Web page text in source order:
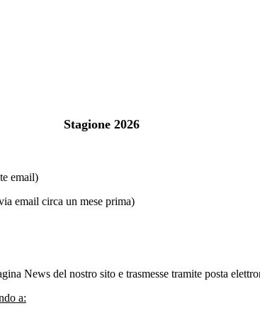
Stagione 2026
email)
circa un mese prima)
News del nostro sito e trasmesse tramite posta
a: